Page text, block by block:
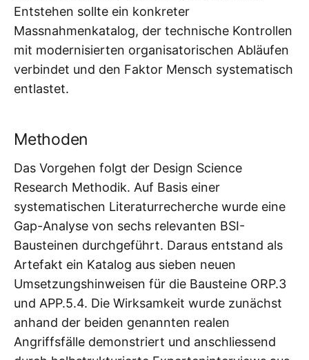
Entstehen sollte ein konkreter
Massnahmenkatalog, der technische Kontrollen
mit modernisierten organisatorischen Abläufen
verbindet und den Faktor Mensch systematisch
entlastet.
Methoden
Das Vorgehen folgt der Design Science
Research Methodik. Auf Basis einer
systematischen Literaturrecherche wurde eine
Gap-Analyse von sechs relevanten BSI-
Bausteinen durchgeführt. Daraus entstand als
Artefakt ein Katalog aus sieben neuen
Umsetzungshinweisen für die Bausteine ORP.3
und APP.5.4. Die Wirksamkeit wurde zunächst
anhand der beiden genannten realen
Angriffsfälle demonstriert und anschliessend